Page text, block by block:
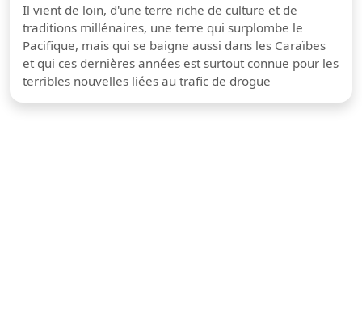
Il vient de loin, d'une terre riche de culture et de
traditions millénaires, une terre qui surplombe le
Pacifique, mais qui se baigne aussi dans les Caraïbes
et qui ces dernières années est surtout connue pour les
terribles nouvelles liées au trafic de drogue